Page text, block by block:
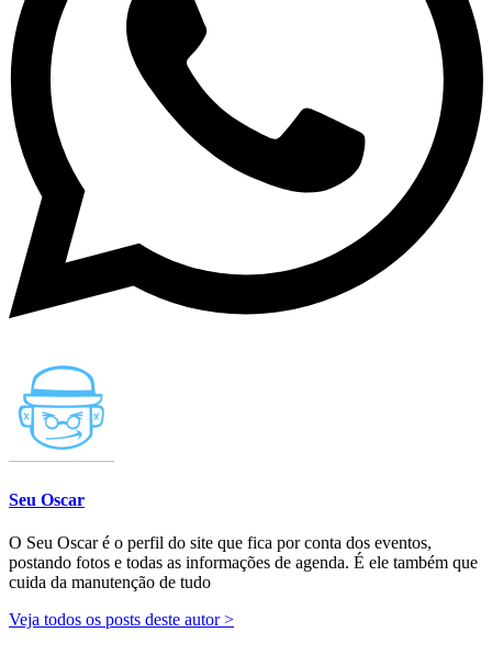
Seu Oscar
O Seu Oscar é o perfil do site que fica por conta dos eventos,
postando fotos e todas as informações de agenda. É ele também que
cuida da manutenção de tudo
Veja todos os posts deste autor >